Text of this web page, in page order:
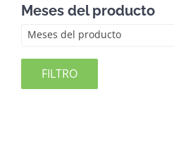
Meses del producto
Meses del producto
FILTRO